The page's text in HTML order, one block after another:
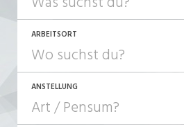
ARBEITSORT
ANSTELLUNG